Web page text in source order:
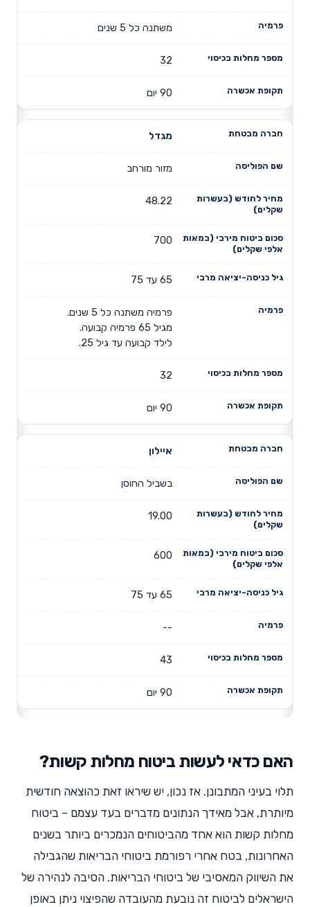
משתנה כל 5 שנים
32
90 יום
מגדל
מזור מורחב
48.22
700
65 עד 75
פרמיה משתנה כל 5 שנים.
מגיל 65 פרמיה קבועה.
לילד קבועה עד גיל 25.
32
90 יום
איילון
בשביל החוסן
19.00
600
65 עד 75
--
43
90 יום
האם כדאי לעשות ביטוח מחלות קשות?
תלוי בעיני המתבונן. אז נכון, יש שיראו זאת כהוצאה חודשית
מיותרת, אבל מאידך הנתונים מדברים בעד עצמם – ביטוח
מחלות קשות הוא אחד מהביטוחים הנמכרים ביותר בשנים
האחרונות, בטח אחרי רפורמת ביטוחי הבריאות שהגבילה
את השיווק המאסיבי של ביטוחי הבריאות. הסיבה לנהירה של
הישראלים לביטוח זה נובעת מהעובדה שהפיצוי ניתן באופן